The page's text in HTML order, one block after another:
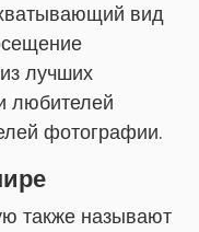
вид
лучших
любителей
фотографии.
также называют